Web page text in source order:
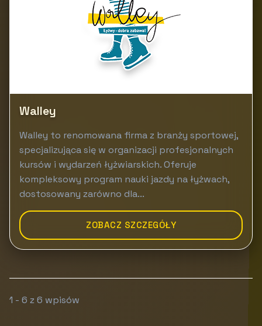
Walley
Walley to renomowana firma z branży sportowej,
specjalizująca się w organizacji profesjonalnych
kursów i wydarzeń łyżwiarskich. Oferuje
kompleksowy program nauki jazdy na łyżwach,
dostosowany zarówno dla...
ZOBACZ SZCZEGÓŁY
1 - 6 z 6 wpisów